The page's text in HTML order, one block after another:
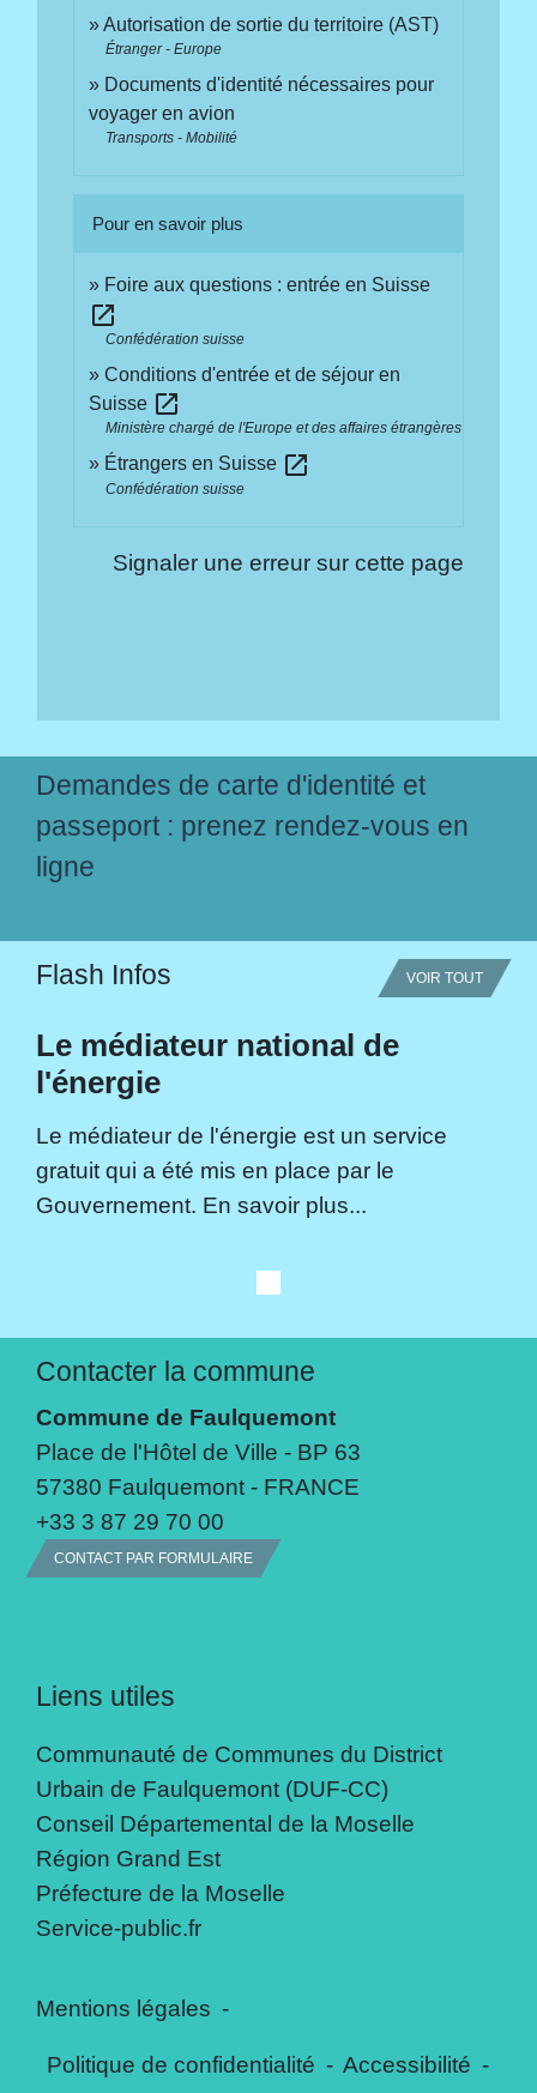
Autorisation de sortie du territoire (AST)
Étranger - Europe
Documents d'identité nécessaires pour
voyager en avion
Transports - Mobilité
Pour en savoir plus
Foire aux questions : entrée en Suisse
open_in_new
Confédération suisse
Conditions d'entrée et de séjour en
Suisse open_in_new
Ministère chargé de l'Europe et des affaires étrangères
Étrangers en Suisse open_in_new
Confédération suisse
Signaler une erreur sur cette page
Demandes de carte d'identité et
passeport : prenez rendez-vous en
ligne
Flash Infos VOIR TOUT
Le médiateur national de
l'énergie
Le médiateur de l'énergie est un service
gratuit qui a été mis en place par le
Gouvernement. En savoir plus...
Contacter la commune
Commune de Faulquemont
Place de l'Hôtel de Ville - BP 63
57380 Faulquemont - FRANCE
+33 3 87 29 70 00
CONTACT PAR FORMULAIRE
Liens utiles
Communauté de Communes du District
Urbain de Faulquemont (DUF-CC)
Conseil Départemental de la Moselle
Région Grand Est
Préfecture de la Moselle
Service-public.fr
Mentions légales -
Politique de confidentialité - Accessibilité -